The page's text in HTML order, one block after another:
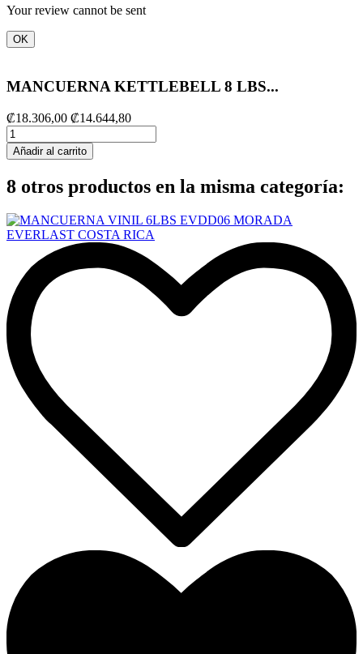
Your review cannot be sent
OK
MANCUERNA KETTLEBELL 8 LBS...
₡18.306,00 ₡14.644,80
Añadir al carrito
8 otros productos en la misma categoría: